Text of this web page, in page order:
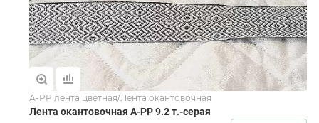
А-РР лента цветная/Лента окантовочная
Лента окантовочная А-PР 9.2 т.-серая